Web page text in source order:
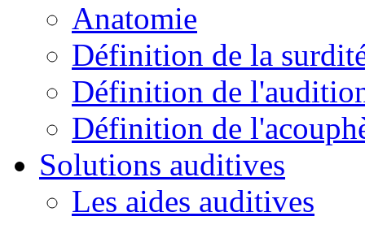
Anatomie
Définition de la
Définition de
Définition de
Solutions auditives
Les aides auditives